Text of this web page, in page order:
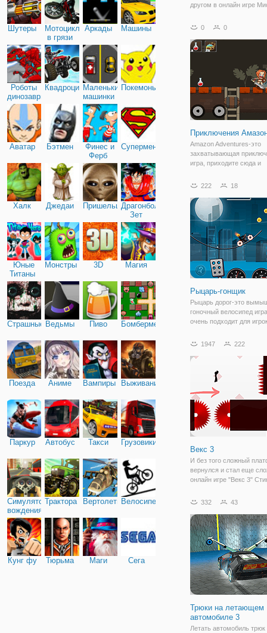
Шутеры
Мотоциклы
в грязи
Аркады Машины
Роботы
динозавры
КвадроциклыМаленькие
машинки
Покемоны
Аватар Бэтмен
Финес и
Ферб
Супермен
Халк Джедаи ПришельцыДрагонболл
Зет
Юные
Титаны
Монстры 3D Магия
Страшные Ведьмы Пиво Бомбермен
Поезда Аниме Вампиры Выживание
Паркур Автобус Такси Грузовики
Симулятор
вождения
Трактора ВертолетыВелосипед
Кунг фу Тюрьма Маги Сега
другом в онлайн игре
увлекательный
опасных преград,
испытаний и бездушных
0 0
Приключения
Amazon Adventures-это
захватывающая
игра, приходите сюда и
этой красивой девушкой
несколько разных
и вам нужно помочь ей
врагов
222 18
Рыцарь-гонщик
Рыцарь дорог-это
гоночный велосипед
очень подходит для
имеет много
чтобы контролировать
1947 222
Векс 3
И без того сложный
вернулся и стал еще
онлайн игре "Векс 3"
локации, напоминающий
карабкаться по стенам,
332 43
Трюки на летающем
автомобиле 3
Летать автомобиль трюк